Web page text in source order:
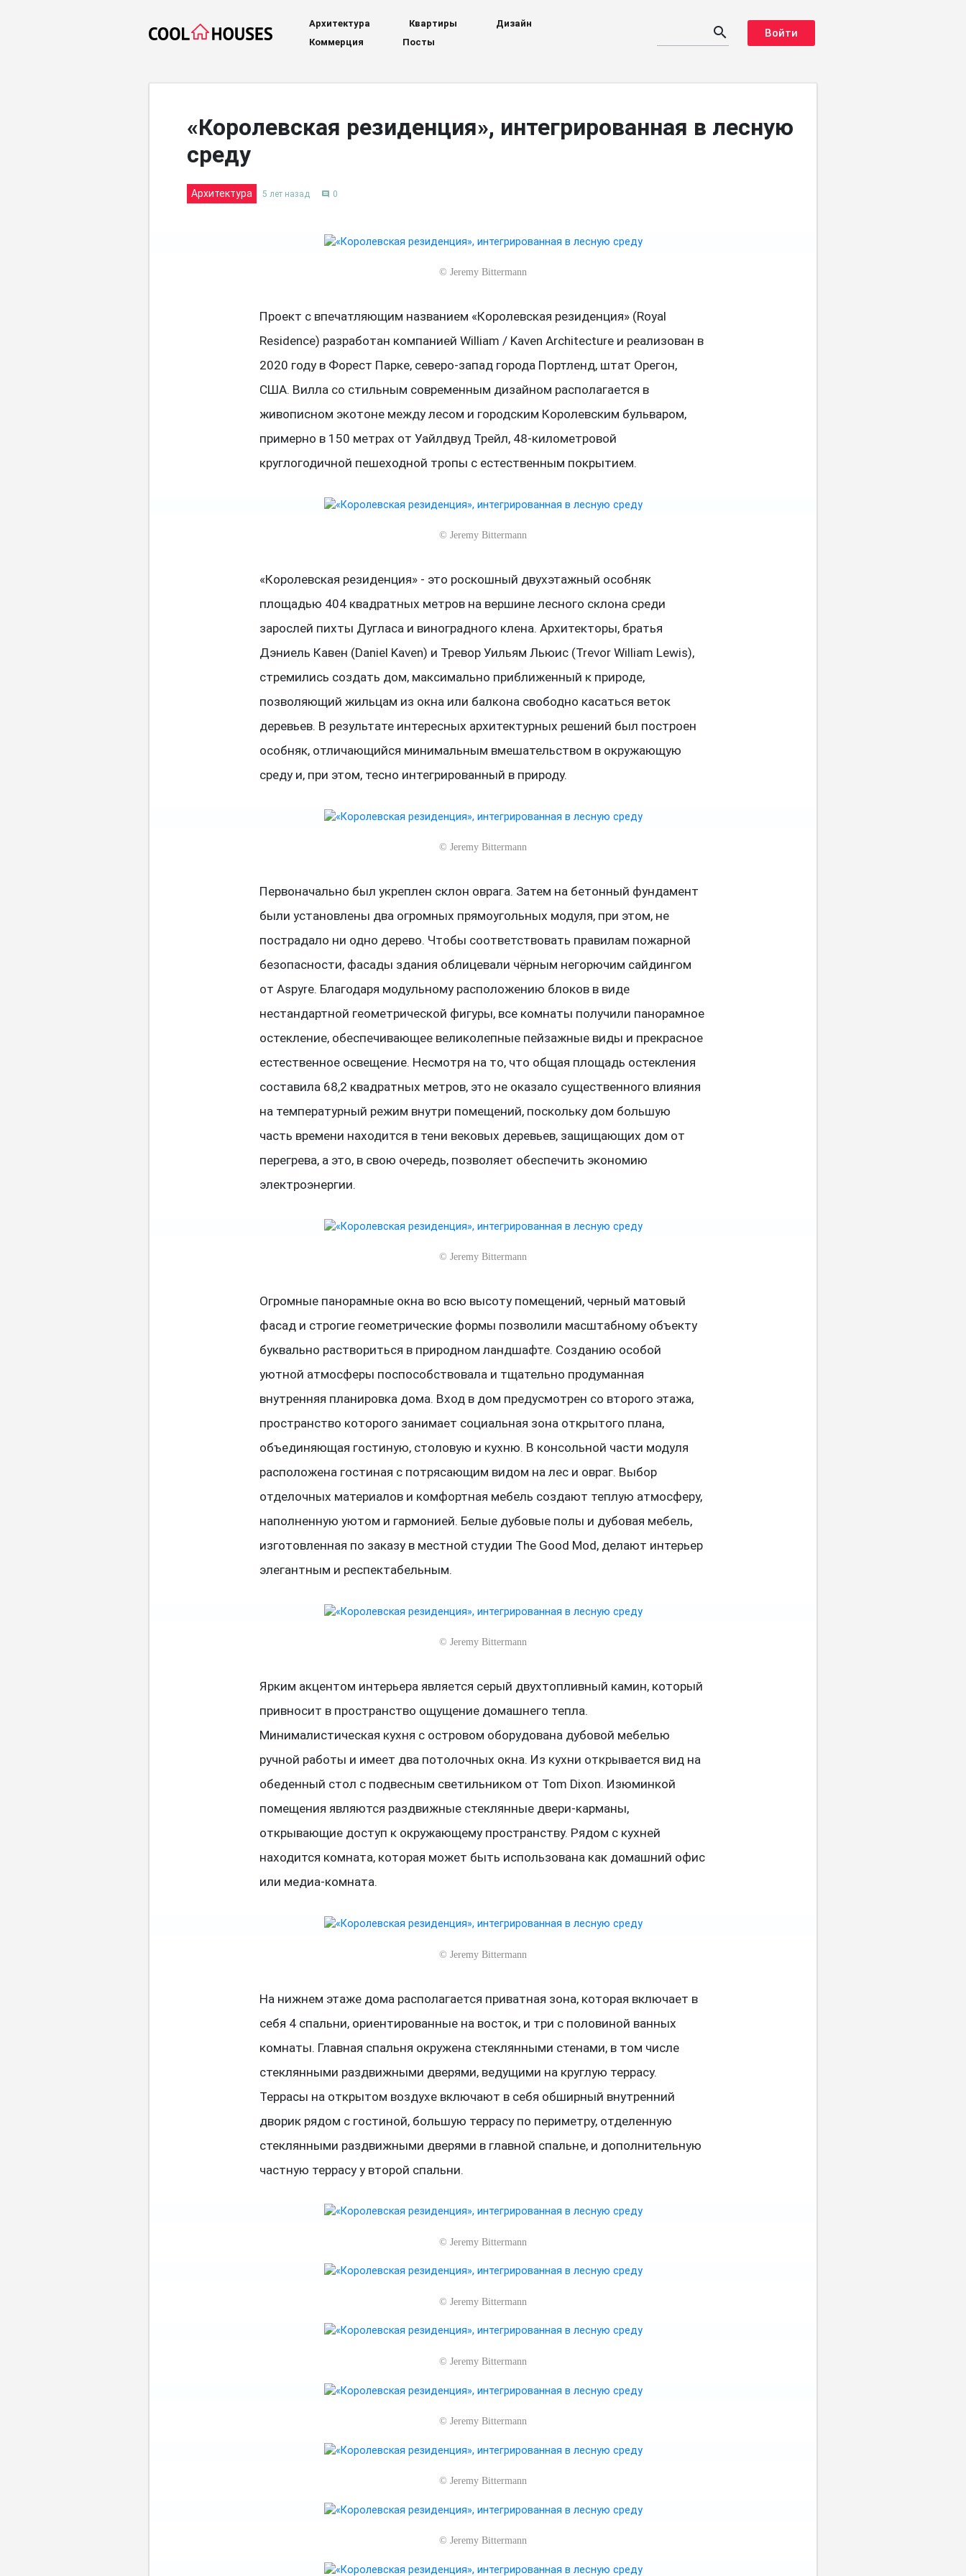
Архитектура Квартиры
Дизайн
Коммерция
Посты
search Войти
«Королевская резиденция», интегрированная в лесную
среду
Архитектура 5 лет назад comment 0
© Jeremy Bittermann
Проект с впечатляющим названием «Королевская резиденция» (Royal
Residence) разработан компанией William / Kaven Architecture и реализован в
2020 году в Форест Парке, северо-запад города Портленд, штат Орегон,
США. Вилла со стильным современным дизайном располагается в
живописном экотоне между лесом и городским Королевским бульваром,
примерно в 150 метрах от Уайлдвуд Трейл, 48-километровой
круглогодичной пешеходной тропы с естественным покрытием.
© Jeremy Bittermann
«Королевская резиденция» - это роскошный двухэтажный особняк
площадью 404 квадратных метров на вершине лесного склона среди
зарослей пихты Дугласа и виноградного клена. Архитекторы, братья
Дэниель Кавен (Daniel Kaven) и Тревор Уильям Льюис (Trevor William Lewis),
стремились создать дом, максимально приближенный к природе,
позволяющий жильцам из окна или балкона свободно касаться веток
деревьев. В результате интересных архитектурных решений был построен
особняк, отличающийся минимальным вмешательством в окружающую
среду и, при этом, тесно интегрированный в природу.
© Jeremy Bittermann
Первоначально был укреплен склон оврага. Затем на бетонный фундамент
были установлены два огромных прямоугольных модуля, при этом, не
пострадало ни одно дерево. Чтобы соответствовать правилам пожарной
безопасности, фасады здания облицевали чёрным негорючим сайдингом
от Aspyre. Благодаря модульному расположению блоков в виде
нестандартной геометрической фигуры, все комнаты получили панорамное
остекление, обеспечивающее великолепные пейзажные виды и прекрасное
естественное освещение. Несмотря на то, что общая площадь остекления
составила 68,2 квадратных метров, это не оказало существенного влияния
на температурный режим внутри помещений, поскольку дом большую
часть времени находится в тени вековых деревьев, защищающих дом от
перегрева, а это, в свою очередь, позволяет обеспечить экономию
электроэнергии.
© Jeremy Bittermann
Огромные панорамные окна во всю высоту помещений, черный матовый
фасад и строгие геометрические формы позволили масштабному объекту
буквально раствориться в природном ландшафте. Созданию особой
уютной атмосферы поспособствовала и тщательно продуманная
внутренняя планировка дома. Вход в дом предусмотрен со второго этажа,
пространство которого занимает социальная зона открытого плана,
объединяющая гостиную, столовую и кухню. В консольной части модуля
расположена гостиная с потрясающим видом на лес и овраг. Выбор
отделочных материалов и комфортная мебель создают теплую атмосферу,
наполненную уютом и гармонией. Белые дубовые полы и дубовая мебель,
изготовленная по заказу в местной студии The Good Mod, делают интерьер
элегантным и респектабельным.
© Jeremy Bittermann
Ярким акцентом интерьера является серый двухтопливный камин, который
привносит в пространство ощущение домашнего тепла.
Минималистическая кухня с островом оборудована дубовой мебелью
ручной работы и имеет два потолочных окна. Из кухни открывается вид на
обеденный стол с подвесным светильником от Tom Dixon. Изюминкой
помещения являются раздвижные стеклянные двери-карманы,
открывающие доступ к окружающему пространству. Рядом с кухней
находится комната, которая может быть использована как домашний офис
или медиа-комната.
© Jeremy Bittermann
На нижнем этаже дома располагается приватная зона, которая включает в
себя 4 спальни, ориентированные на восток, и три с половиной ванных
комнаты. Главная спальня окружена стеклянными стенами, в том числе
стеклянными раздвижными дверями, ведущими на круглую террасу.
Террасы на открытом воздухе включают в себя обширный внутренний
дворик рядом с гостиной, большую террасу по периметру, отделенную
стеклянными раздвижными дверями в главной спальне, и дополнительную
частную террасу у второй спальни.
© Jeremy Bittermann
© Jeremy Bittermann
© Jeremy Bittermann
© Jeremy Bittermann
© Jeremy Bittermann
© Jeremy Bittermann